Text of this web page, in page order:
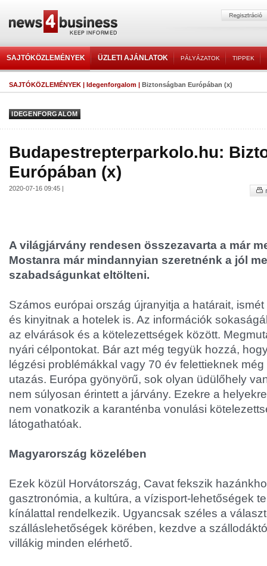
SAJTÓKÖZLEMÉNYEK ÜZLETI AJÁNLATOK PÁLYÁZATOK TIPPEK
SAJTÓKÖZLEMÉNYEK | Idegenforgalom | Biztonságban Európában (x)
IDEGENFORGALOM
Budapestrepterparkolo.hu:
Európában (x)
2020-07-16 09:45 |
A világjárvány rendesen összezavarta a már
Mostanra már mindannyian szeretnénk a jól
szabadságunkat eltölteni.
Számos európai ország újranyitja a határait,
és kinyitnak a hotelek is. Az információk
az elvárások és a kötelezettségek között.
nyári célpontokat. Bár azt még tegyük hozzá,
légzési problémákkal vagy 70 év felettieknek
utazás. Európa gyönyörű, sok olyan üdülőhely
nem súlyosan érintett a járvány. Ezekre a
nem vonatkozik a karanténba vonulási
látogathatóak.
Magyarország közelében
Ezek közül Horvátország, Cavat fekszik
gasztronómia, a kultúra, a vízisport-lehetőségek
kínálattal rendelkezik. Ugyancsak széles a
szálláslehetőségek körében, kezdve a
villákig minden elérhető.